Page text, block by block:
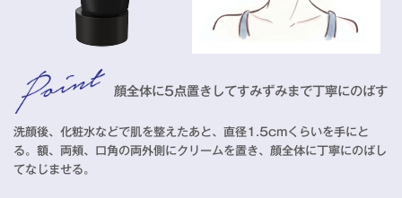
顔全体に5点置きしてすみずみまで丁寧にのばす
洗顔後、化粧水などで肌を整えたあと、直径1.5cmくらいを手にと
る。額、両頬、口角の両外側にクリームを置き、顔全体に丁寧にのばし
てなじませる。